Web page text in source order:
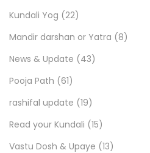
Kundali Yog (22)
Mandir darshan or Yatra (8)
News & Update (43)
Pooja Path (61)
rashifal update (19)
Read your Kundali (15)
Vastu Dosh & Upaye (13)